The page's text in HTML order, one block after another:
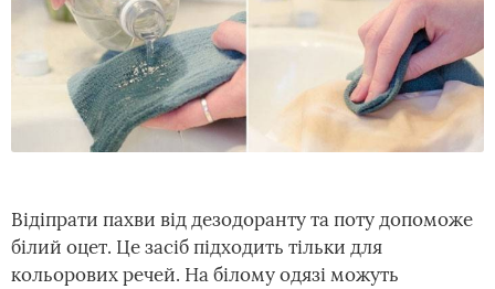
Відіпрати пахви від дезодоранту та поту допоможе
білий оцет. Це засіб підходить тільки для
кольорових речей. На білому одязі можуть